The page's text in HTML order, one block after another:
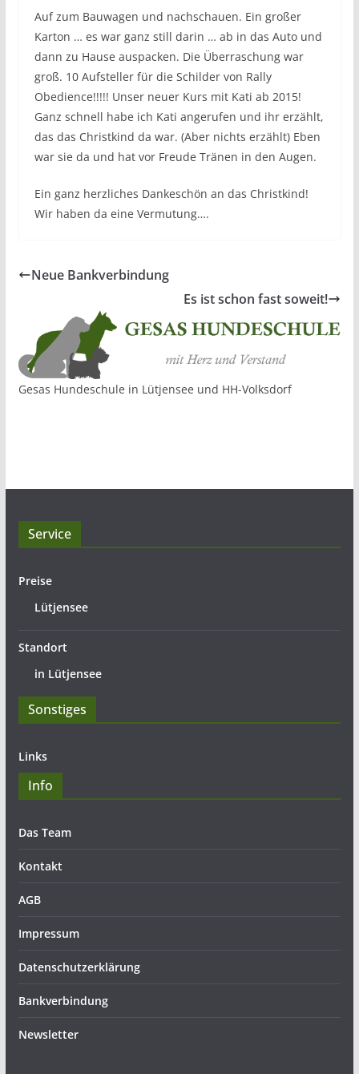
Auf zum Bauwagen und nachschauen. Ein großer
Karton … es war ganz still darin … ab in das Auto und
dann zu Hause auspacken. Die Überraschung war
groß. 10 Aufsteller für die Schilder von Rally
Obedience!!!!! Unser neuer Kurs mit Kati ab 2015!
Ganz schnell habe ich Kati angerufen und ihr erzählt,
das das Christkind da war. (Aber nichts erzählt) Eben
war sie da und hat vor Freude Tränen in den Augen.
Ein ganz herzliches Dankeschön an das Christkind!
Wir haben da eine Vermutung….
Neue Bankverbindung
Es ist schon fast soweit!
Gesas Hundeschule in Lütjensee und HH-Volksdorf
Service
Preise
Lütjensee
Standort
in Lütjensee
Sonstiges
Links
Info
Das Team
Kontakt
AGB
Impressum
Datenschutzerklärung
Bankverbindung
Newsletter